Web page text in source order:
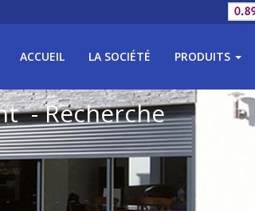
ACCUEIL LA SOCIÉTÉ PRODUITS
- Recherche